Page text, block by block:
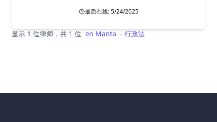
最后在线: 5/24/2025
显示 1 位律师，共 1 位 en Manta - 行政法